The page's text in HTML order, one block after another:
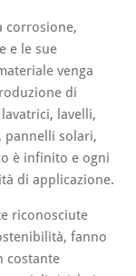
corrosione,
e le sue
venga
di
lavelli,
pannelli solari,
è infinito e ogni
di applicazione.
riconosciute
fanno
costante